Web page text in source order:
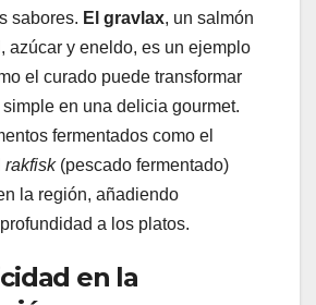
sabores. El gravlax, un salmón
azúcar y eneldo, es un ejemplo
el curado puede transformar
en una delicia gourmet.
fermentados como el
rakfisk(pescado fermentado)
la región, añadiendo
a los platos.
en la